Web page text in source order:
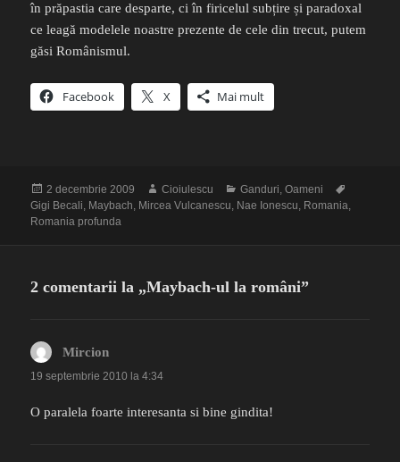
în prăpastia care desparte, ci în firicelul subțire și paradoxal
ce leagă modelele noastre prezente de cele din trecut, putem
găsi Românismul.
Facebook X Mai mult
Publicat
pe
2 decembrie 2009 Autor
Cioiulescu Categorii
Ganduri,Oameni
Gigi Becali, Maybach, Mircea Vulcanescu, Nae Ionescu, Romania,
Romania profunda
2 comentarii la „Maybach-ul la români”
Mircion
19 septembrie 2010 la 4:34
O paralela foarte interesanta si bine gindita!